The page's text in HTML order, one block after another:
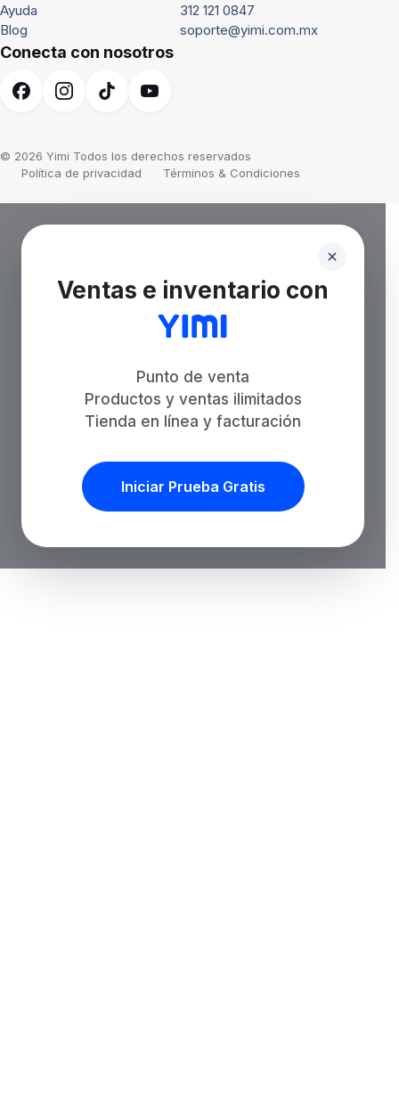
Ayuda
Blog
312 121 0847
soporte@yimi.com.mx
Conecta con nosotros
© 2026 Yimi Todos los derechos reservados
Política de privacidad
Términos & Condiciones
Ventas e inventario con
Punto de venta
Productos y ventas ilimitados
Tienda en línea y facturación
Iniciar Prueba Gratis